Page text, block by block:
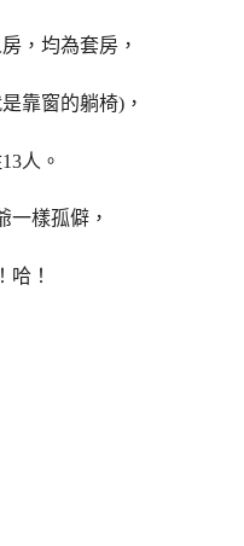
，均為套房，
靠窗的躺椅)，
人。
一樣孤僻，
哈！